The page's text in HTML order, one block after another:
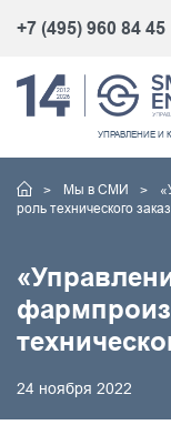
+7 (495) 960 84 45
УПРАВЛЕНИЕ И
Мы в СМИ
роль технического
24 ноября 2022